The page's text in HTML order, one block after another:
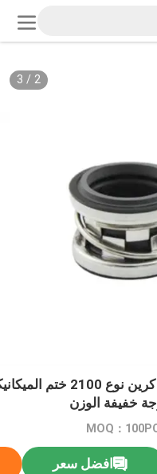
2
/
3
جون كرين نوع 2100
خفيفة الوزن
MOQ：
افضل سعر